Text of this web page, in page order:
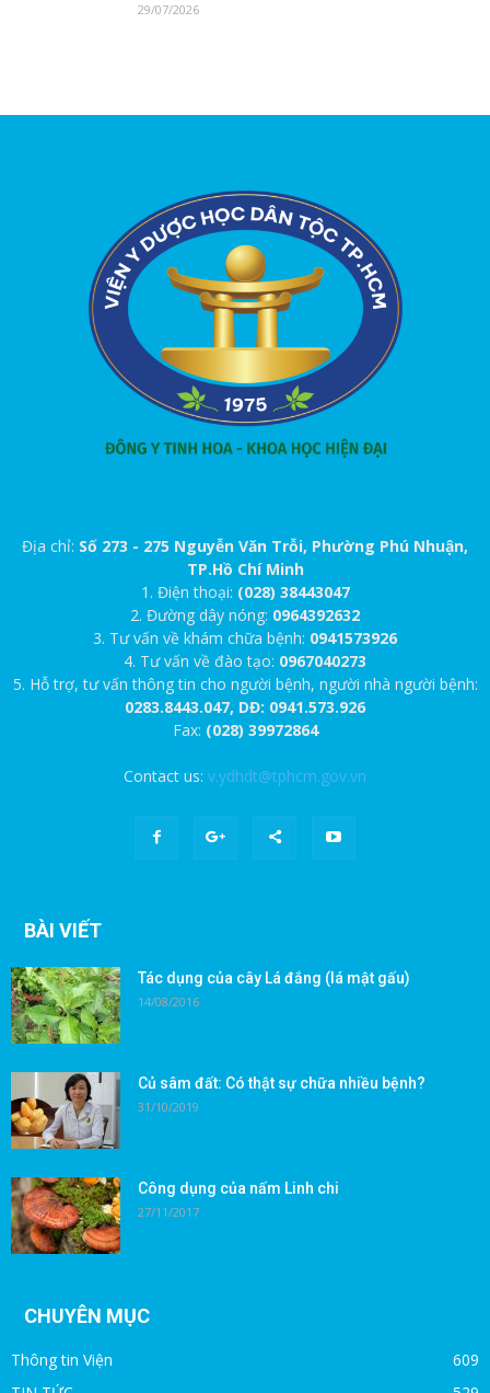
29/07/2026
Địa chỉ: Số 273 - 275 Nguyễn Văn Trỗi, Phường Phú Nhuận,
TP.Hồ Chí Minh
1. Điện thoại: (028) 38443047
2. Đường dây nóng: 0964392632
3. Tư vấn về khám chữa bệnh: 0941573926
4. Tư vấn về đào tạo: 0967040273
5. Hỗ trợ, tư vấn thông tin cho người bệnh, người nhà người bệnh:
0283.8443.047, DĐ: 0941.573.926
Fax: (028) 39972864
Contact us: v.ydhdt@tphcm.gov.vn
BÀI VIẾT
Tác dụng của cây Lá đắng (lá mật gấu)
14/08/2016
Củ sâm đất: Có thật sự chữa nhiều bệnh?
31/10/2019
Công dụng của nấm Linh chi
27/11/2017
CHUYÊN MỤC
Thông tin Viện
609